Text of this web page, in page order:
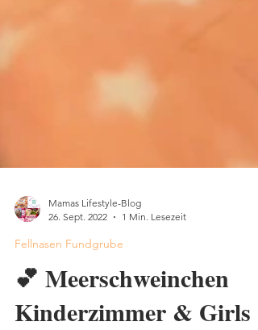
Mamas Lifestyle-Blog
26. Sept. 2022
1 Min. Lesezeit
Fellnasen Fundgrube